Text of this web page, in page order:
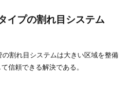
イプの割れ目システム
の割れ目システムは大きい区域を整備
信頼できる解決である。